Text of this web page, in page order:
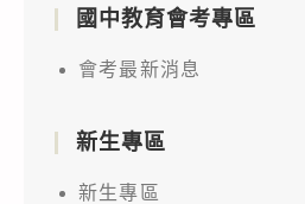
國中教育會考專區
會考最新消息
新生專區
新生專區